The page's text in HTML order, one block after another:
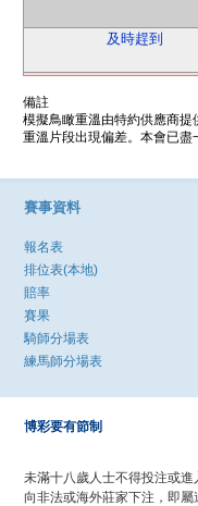
及時趕到
備註
模擬鳥瞰重溫由特約供應商
重溫片段出現偏差。本會已
賽事資料
報名表
排位表(本地)
賠率
賽果
騎師分場表
練馬師分場表
博彩要有節制
未滿十八歲人士不得投注或進
向非法或海外莊家下注，即屬